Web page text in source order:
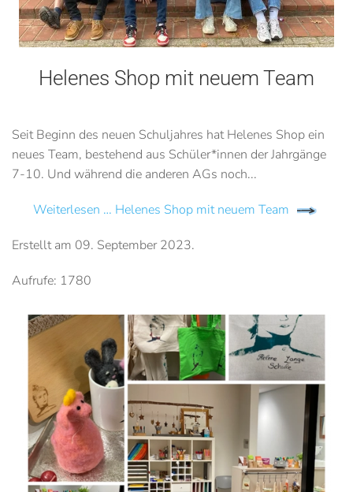
Helenes Shop mit neuem Team
Seit Beginn des neuen Schuljahres hat Helenes Shop ein
neues Team, bestehend aus Schüler*innen der Jahrgänge
7-10. Und während die anderen AGs noch...
Weiterlesen … Helenes Shop mit neuem Team
Erstellt am 09. September 2023.
Aufrufe: 1780